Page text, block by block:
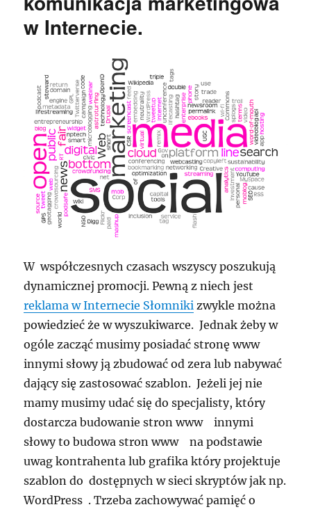
w Internecie.
W współczesnych czasach wszyscy poszukują
dynamicznej promocji. Pewną z niech jest
reklama w Internecie Słomniki zwykle można
powiedzieć że w wyszukiwarce. Jednak żeby w
ogóle zacząć musimy posiadać stronę www
innymi słowy ją zbudować od zera lub nabywać
dający się zastosować szablon. Jeżeli jej nie
mamy musimy udać się do specjalisty, który
dostarcza budowanie stron www innymi
słowy to budowa stron www na podstawie
uwag kontrahenta lub grafika który projektuje
szablon do dostępnych w sieci skryptów jak np.
WordPress . Trzeba zachowywać pamięć o